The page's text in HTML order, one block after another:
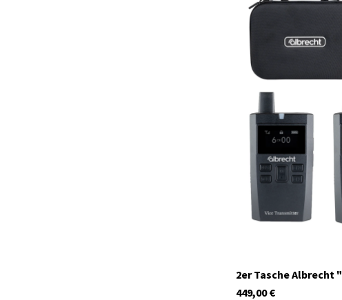
Auf Lager
2er Tasche
€
449,00
29931.S4